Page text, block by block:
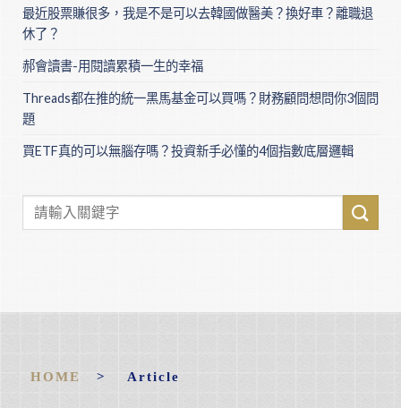
最近股票賺很多，我是不是可以去韓國做醫美？換好車？離職退
休了？
郝會讀書-用閱讀累積一生的幸福
Threads都在推的統一黑馬基金可以買嗎？財務顧問想問你3個問
題
買ETF真的可以無腦存嗎？投資新手必懂的4個指數底層邏輯
HOME > Article